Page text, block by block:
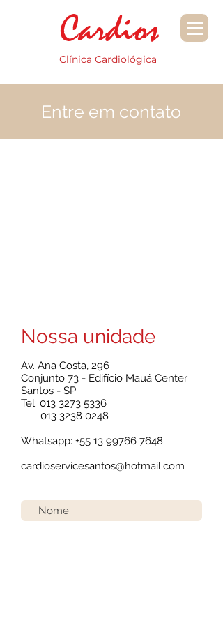
Cardios
Clínica Cardiológica
Entre em contato
Nossa unidade
Av. Ana Costa, 296
Conjunto 73 - Edifício Mauá Center
Santos - SP
Tel: 013 3273 5336
013 3238 0248
Whatsapp: +55 13 99766 7648
cardioservicesantos@hotmail.com